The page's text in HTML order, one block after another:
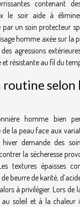
contenant
le soir aide à
un soin protecteur
homme axée sur la
agressions
résistante au fil du
routine selon
homme bien
de la peau face aux
demande des
la sécheresse
textures épaisses
beurre de karité,
à privilégier. Lors de
au soleil et à la chaleur